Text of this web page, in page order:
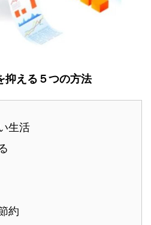
抑える５つの方法
生活
約